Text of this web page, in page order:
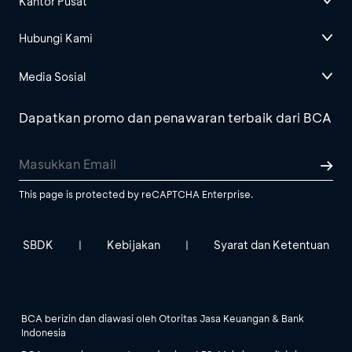
Hubungi Kami
Media Sosial
Dapatkan promo dan penawaran terbaik dari BCA
This page is protected by reCAPTCHA Enterprise.
SBDK | Kebijakan | Syarat dan Ketentuan
BCA berizin dan diawasi oleh Otoritas Jasa Keuangan & Bank
Indonesia